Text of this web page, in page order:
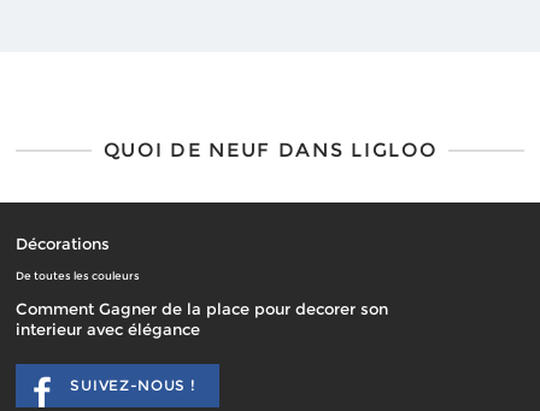
QUOI DE NEUF DANS LIGLOO
Décorations
De toutes les couleurs
Comment Gagner de la place pour decorer son
interieur avec élégance
SUIVEZ-NOUS !